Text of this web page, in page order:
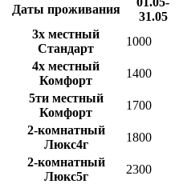
Даты проживания
31.05
3х местный
Стандарт
1000
4х местный
Комфорт
1400
5ти местный
Комфорт
1700
2-комнатный
Люкс4г
1800
2-комнатный
Люкс5г
2300